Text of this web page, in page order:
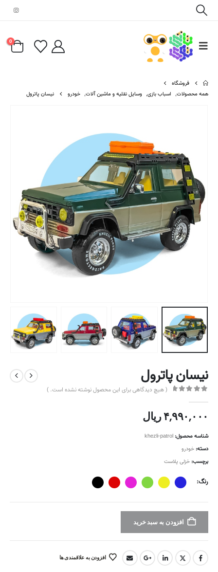
0
فروشگاه
همه محصولات, اسباب بازی, وسایل نقلیه و ماشین آلات, خودرو نیسان پاترول
نیسان پاترول
( هیچ دیدگاهی برای این محصول نوشته نشده است. )
۴,۹۹۰,۰۰۰ریال
شناسه محصول: khezli-patrol
دسته: خودرو
برچسب: خزلی پلاست
رنگ
افزودن به سبد خرید
افزودن به علاقمندی ها